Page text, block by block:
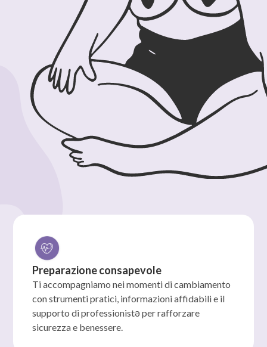
Preparazione consapevole
Ti accompagniamo nei momenti di cambiamento
con strumenti pratici, informazioni affidabili e il
supporto di professionistə per rafforzare
sicurezza e benessere.